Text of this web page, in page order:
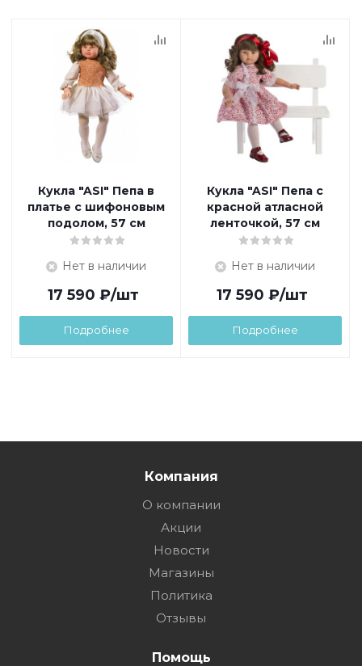
Кукла "ASI" Пепа в
платье с шифоновым
подолом, 57 см
Нет в наличии
17 590 ₽/шт
Подробнее
Кукла "ASI" Пепа с
красной атласной
ленточкой, 57 см
Нет в наличии
17 590 ₽/шт
Подробнее
Компания
О компании
Акции
Новости
Магазины
Политика
Отзывы
Помощь